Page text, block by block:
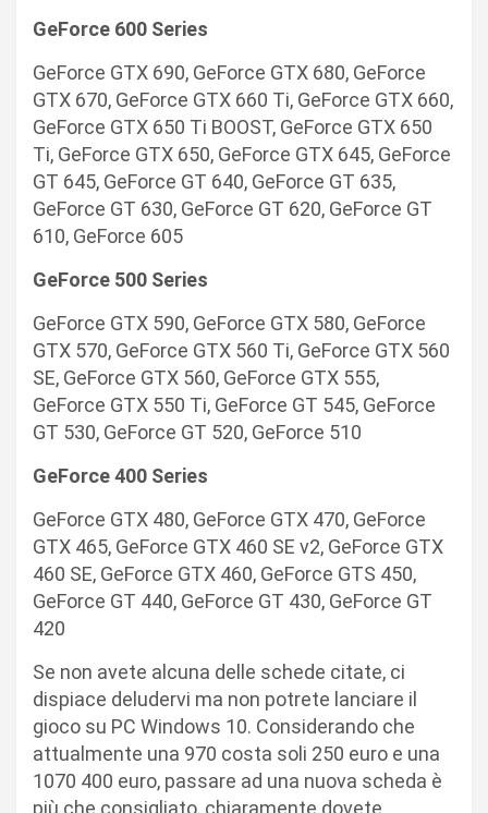
GeForce 600 Series
GeForce GTX 690, GeForce GTX 680, GeForce
GTX 670, GeForce GTX 660 Ti, GeForce GTX 660,
GeForce GTX 650 Ti BOOST, GeForce GTX 650
Ti, GeForce GTX 650, GeForce GTX 645, GeForce
GT 645, GeForce GT 640, GeForce GT 635,
GeForce GT 630, GeForce GT 620, GeForce GT
610, GeForce 605
GeForce 500 Series
GeForce GTX 590, GeForce GTX 580, GeForce
GTX 570, GeForce GTX 560 Ti, GeForce GTX 560
SE, GeForce GTX 560, GeForce GTX 555,
GeForce GTX 550 Ti, GeForce GT 545, GeForce
GT 530, GeForce GT 520, GeForce 510
GeForce 400 Series
GeForce GTX 480, GeForce GTX 470, GeForce
GTX 465, GeForce GTX 460 SE v2, GeForce GTX
460 SE, GeForce GTX 460, GeForce GTS 450,
GeForce GT 440, GeForce GT 430, GeForce GT
420
Se non avete alcuna delle schede citate, ci
dispiace deludervi ma non potrete lanciare il
gioco su PC Windows 10. Considerando che
attualmente una 970 costa soli 250 euro e una
1070 400 euro, passare ad una nuova scheda è
più che consigliato, chiaramente dovete